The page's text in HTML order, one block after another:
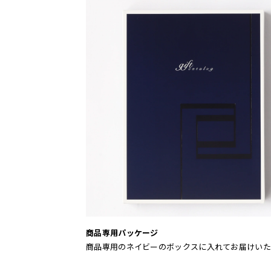
商品専用パッケージ
商品専用のネイビーのボックスに入れてお届けい